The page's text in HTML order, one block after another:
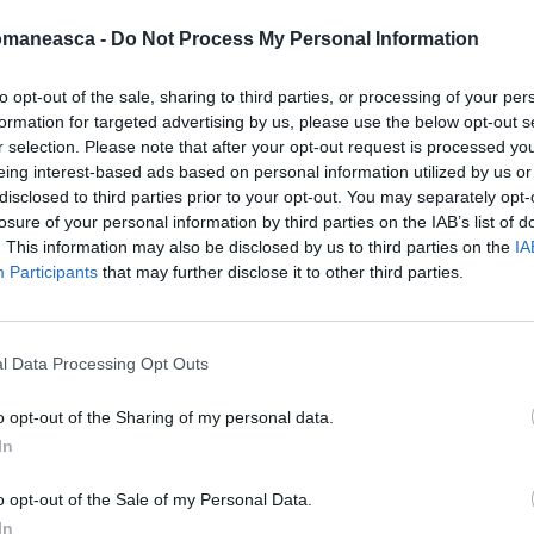
- Do Not Process My Personal Information
opt-out of the sale, sharing to third parties, or processing of your
for targeted advertising by us, please use the below opt-out
selection. Please note that after your opt-out request is processed
interest-based ads based on personal information utilized by us
to third parties prior to your opt-out. You may separately
of your personal information by third parties on the IAB’s list of
This information may also be disclosed by us to third parties on the
Participants that may further disclose it to other third parties.
Data Processing Opt Outs
opt-out of the Sharing of my personal data.
opt-out of the Sale of my Personal Data.
Conform revistei People, Mădălina şi
sunt pregătiţi să facă anunţul public.
confirmată şi de faptul că Ghenea şi
magazinele de bijuterii în timp ce-şi